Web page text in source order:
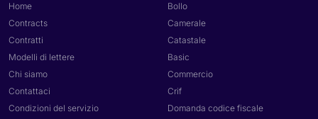
Home
Contracts
Contratti
Modelli di lettere
Chi siamo
Contattaci
Condizioni del servizio
Bollo
Camerale
Catastale
Basic
Commercio
Crif
Domanda codice fiscale